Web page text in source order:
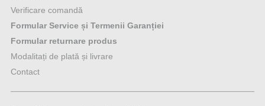
Verificare comandă
Formular Service și Termenii Garanției
Formular returnare produs
Modalitați de plată și livrare
Contact